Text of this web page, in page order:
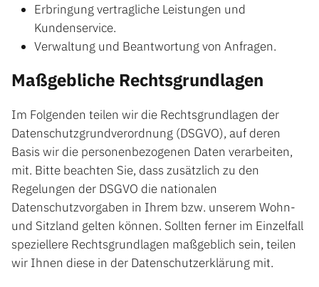
Erbringung vertragliche Leistungen und
Kundenservice.
Verwaltung und Beantwortung von Anfragen.
Maßgebliche Rechtsgrundlagen
Im Folgenden teilen wir die Rechtsgrundlagen der
Datenschutzgrundverordnung (DSGVO), auf deren
Basis wir die personenbezogenen Daten verarbeiten,
mit. Bitte beachten Sie, dass zusätzlich zu den
Regelungen der DSGVO die nationalen
Datenschutzvorgaben in Ihrem bzw. unserem Wohn-
und Sitzland gelten können. Sollten ferner im Einzelfall
speziellere Rechtsgrundlagen maßgeblich sein, teilen
wir Ihnen diese in der Datenschutzerklärung mit.